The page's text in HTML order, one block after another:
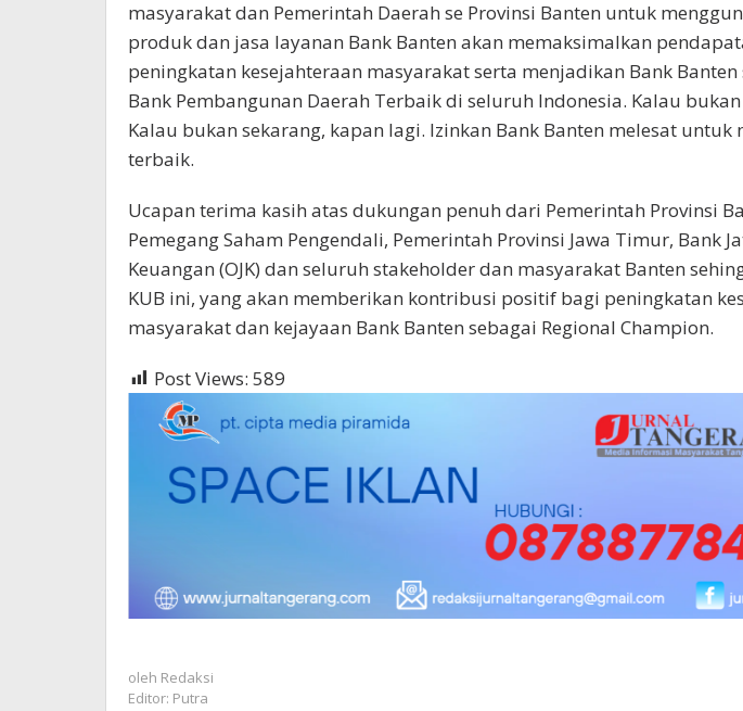
masyarakat dan Pemerintah Daerah se Provinsi Banten untuk
produk dan jasa layanan Bank Banten akan memaksimalkan
peningkatan kesejahteraan masyarakat serta menjadikan Bank Banten
Bank Pembangunan Daerah Terbaik di seluruh Indonesia. Kalau
Kalau bukan sekarang, kapan lagi. Izinkan Bank Banten melesat untuk
terbaik.
Ucapan terima kasih atas dukungan penuh dari Pemerintah Provinsi
Pemegang Saham Pengendali, Pemerintah Provinsi Jawa Timur, Bank
Keuangan (OJK) dan seluruh stakeholder dan masyarakat Banten
KUB ini, yang akan memberikan kontribusi positif bagi peningkatan
masyarakat dan kejayaan Bank Banten sebagai Regional Champion.
Post Views: 589
oleh Redaksi
Editor: Putra